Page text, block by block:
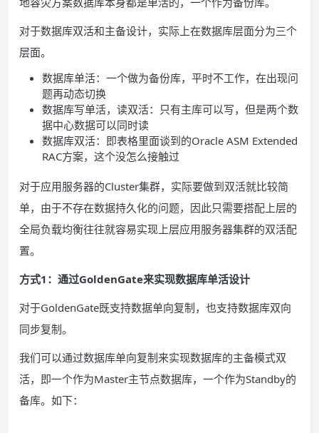
对于数据库双活和主备设计，实际上在数据库层面分为三个
层面。
数据库单活：一个做为备份库，平时不工作，在出现问
题再动态切换
数据库写单活，读双活：只有主库可以写，但是两个数
据中心数据可以同时读
数据库双活：即表格里面谈到的Oracle ASM Extended
RAC方案，这个没怎么接触过
对于应用服务器的Cluster集群，实际要做到双活就比较简
单，由于不存在数据持久化的问题，因此只需要搭配上层的
全局负载均衡往往就容易实现上层应用服务器集群的双活配
置。
方式1：通过GoldenGate来实现数据库单活设计
对于GoldenGate既支持数据单向复制，也支持数据库双向
同步复制。
我们可以通过数据库单向复制来实现数据库的主备模式双
活，即一个作为Master主节点数据库，一个作为Standby的
备库。如下：